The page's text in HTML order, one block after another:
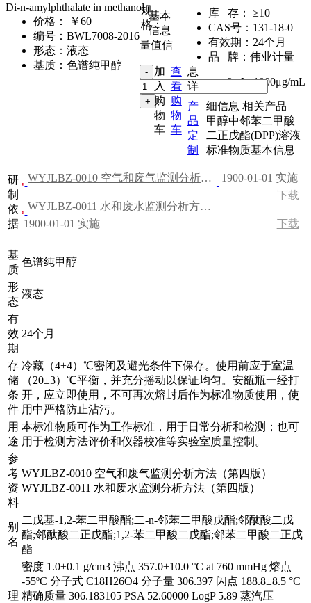
Di-n-amylphthalate in methanol
价格：
￥60
编号： BWL7008-2016
形态： 液态
基质： 色谱纯甲醇
库 存：
≥10
CAS号： 131-18-0
有效期： 24个月
品 牌： 伟业计量
规
格：
2mL,1000μg/mL
加
入
购
物
车
查
看
购
物
车
产
品
定
制
基本
信息
量值信
息
详
细信息 相关产品
甲醇中邻苯二甲酸
二正戊酯(DPP)溶液
标准物质基本信息
研
制
依
据
WYJLBZ-0010 空气和废气监测分析方法（第四版）
1900-01-01 实施
下载
WYJLBZ-0011 水和废水监测分析方法（第四版）
1900-01-01 实施
下载
基
质
色谱纯甲醇
形
态
液态
有
效
期
24个月
存
储
条
件
冷藏（4±4）℃密闭及避光条件下保存。使用前应于室温
（20±3）℃平衡，并充分摇动以保证均匀。安瓿瓶一经打
开，应立即使用，不可再次熔封后作为标准物质使用，使
用中严格防止沾污。
用
途
本标准物质可作为工作标准，用于日常分析和检测；也可
用于检测方法评价和仪器校准等实验室质量控制。
参
考
资
料
WYJLBZ-0010 空气和废气监测分析方法（第四版）
WYJLBZ-0011 水和废水监测分析方法（第四版）
别
名
二戊基-1,2-苯二甲酸酯;二-n-邻苯二甲酸戊酯;邻酞酸二戊
酯;邻酞酸二正戊酯;1,2-苯二甲酸二戊酯;邻苯二甲酸二正戊
酯
理
密度 1.0±0.1 g/cm3 沸点 357.0±10.0 °C at 760 mmHg 熔点
-55ºC 分子式 C18H26O4 分子量 306.397 闪点 188.8±8.5 °C
精确质量 306.183105 PSA 52.60000 LogP 5.89 蒸汽压